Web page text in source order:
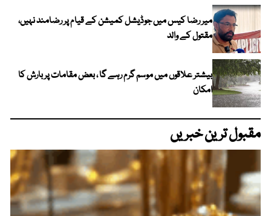
میر رضا کیس میں جوڈیشل کمیشن کے قیام پر رضامند نہیں،
مقتول کے والد
بیشتر علاقوں میں موسم گرم رہے گا ، بعض مقامات پر بارش کا
امکان
مقبول ترین خبریں